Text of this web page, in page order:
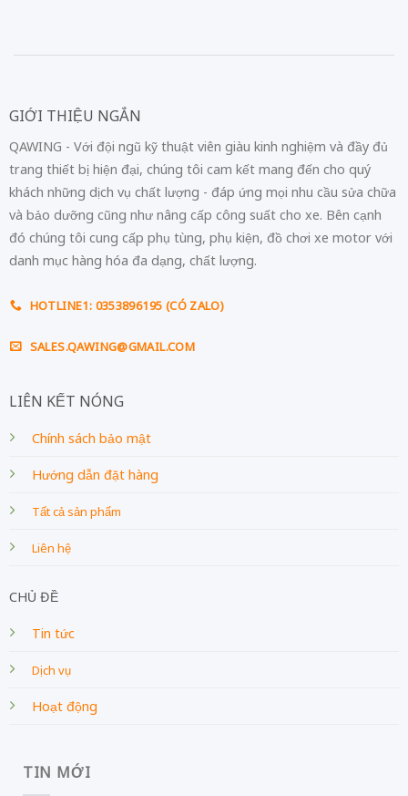
GIỚI THIỆU NGẮN
QAWING - Với đội ngũ kỹ thuật viên giàu kinh nghiệm và đầy đủ
trang thiết bị hiện đại, chúng tôi cam kết mang đến cho quý
khách những dịch vụ chất lượng - đáp ứng mọi nhu cầu sửa chữa
và bảo dưỡng cũng như nâng cấp công suất cho xe. Bên cạnh
đó chúng tôi cung cấp phụ tùng, phụ kiện, đồ chơi xe motor với
danh mục hàng hóa đa dạng, chất lượng.
HOTLINE1: 0353896195 (CÓ ZALO)
SALES.QAWING@GMAIL.COM
LIÊN KẾT NÓNG
Chính sách bảo mật
Hướng dẫn đặt hàng
Tất cả sản phẩm
Liên hệ
CHỦ ĐỀ
Tin tức
Dịch vụ
Hoạt động
TIN MỚI